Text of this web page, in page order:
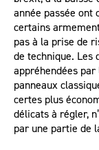
année passée ont
certains
pas à la prise de
de technique. Les
appréhendées
panneaux
certes plus
délicats à régler,
par une partie de